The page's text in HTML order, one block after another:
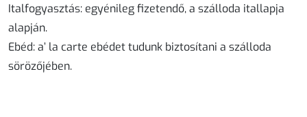
Italfogyasztás: egyénileg fizetendő, a szálloda itallapja
alapján.
Ebéd: a’ la carte ebédet tudunk biztosítani a szálloda
sörözőjében.